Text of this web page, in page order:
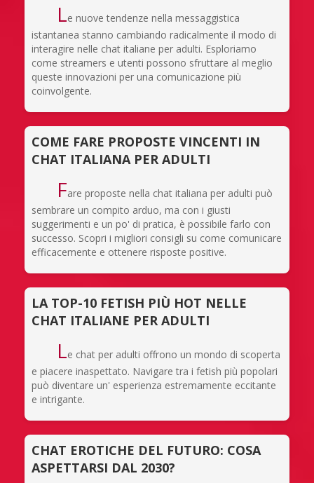
Le nuove tendenze nella messaggistica
istantanea stanno cambiando radicalmente il modo di
interagire nelle chat italiane per adulti. Esploriamo
come streamers e utenti possono sfruttare al meglio
queste innovazioni per una comunicazione più
coinvolgente.
COME FARE PROPOSTE VINCENTI IN
CHAT ITALIANA PER ADULTI
Fare proposte nella chat italiana per adulti può
sembrare un compito arduo, ma con i giusti
suggerimenti e un po' di pratica, è possibile farlo con
successo. Scopri i migliori consigli su come comunicare
efficacemente e ottenere risposte positive.
LA TOP-10 FETISH PIÙ HOT NELLE
CHAT ITALIANE PER ADULTI
Le chat per adulti offrono un mondo di scoperta
e piacere inaspettato. Navigare tra i fetish più popolari
può diventare un' esperienza estremamente eccitante
e intrigante.
CHAT EROTICHE DEL FUTURO: COSA
ASPETTARSI DAL 2030?